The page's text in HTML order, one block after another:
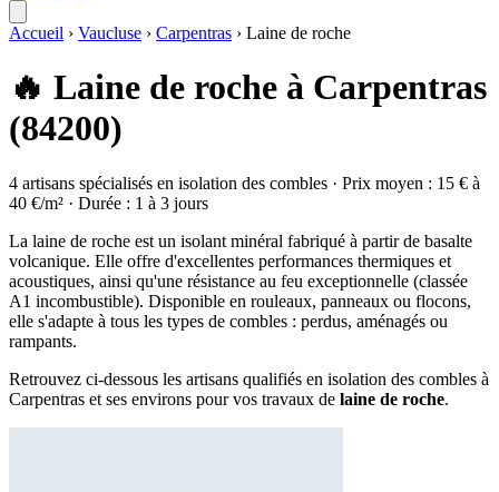
Accueil › Vaucluse › Carpentras › Laine de roche
🔥 Laine de roche à Carpentras
(84200)
4 artisans spécialisés en isolation des combles · Prix moyen : 15 € à
40 €/m² · Durée : 1 à 3 jours
La laine de roche est un isolant minéral fabriqué à partir de basalte
volcanique. Elle offre d'excellentes performances thermiques et
acoustiques, ainsi qu'une résistance au feu exceptionnelle (classée
A1 incombustible). Disponible en rouleaux, panneaux ou flocons,
elle s'adapte à tous les types de combles : perdus, aménagés ou
rampants.
Retrouvez ci-dessous les artisans qualifiés en isolation des combles à
Carpentras et ses environs pour vos travaux de laine de roche.